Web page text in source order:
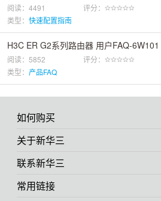
阅读：4491 评分：
类型： 快速配置指南
H3C ER G2系列路由器 用户FAQ-6W101
阅读：5852 评分：
类型： 产品FAQ
如何购买
关于新华三
联系新华三
常用链接